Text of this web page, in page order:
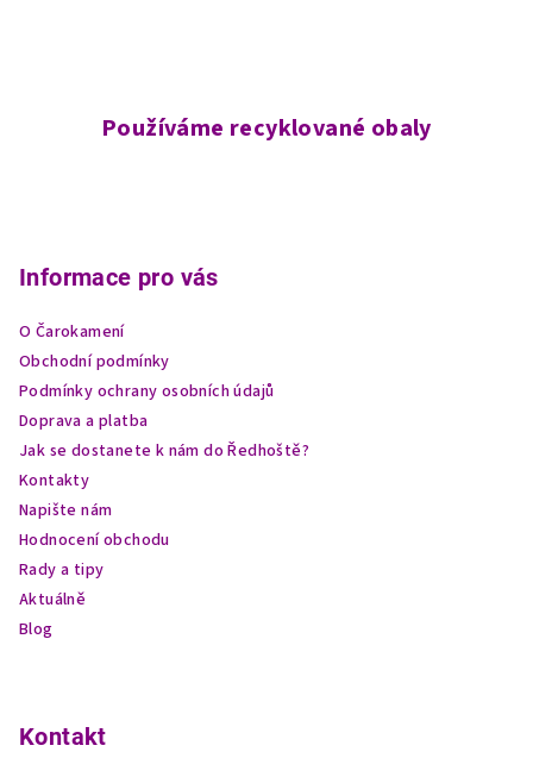
Používáme recyklované obaly
Informace pro vás
O Čarokamení
Obchodní podmínky
Podmínky ochrany osobních údajů
Doprava a platba
Jak se dostanete k nám do Ředhoště?
Kontakty
Napište nám
Hodnocení obchodu
Rady a tipy
Aktuálně
Blog
Kontakt